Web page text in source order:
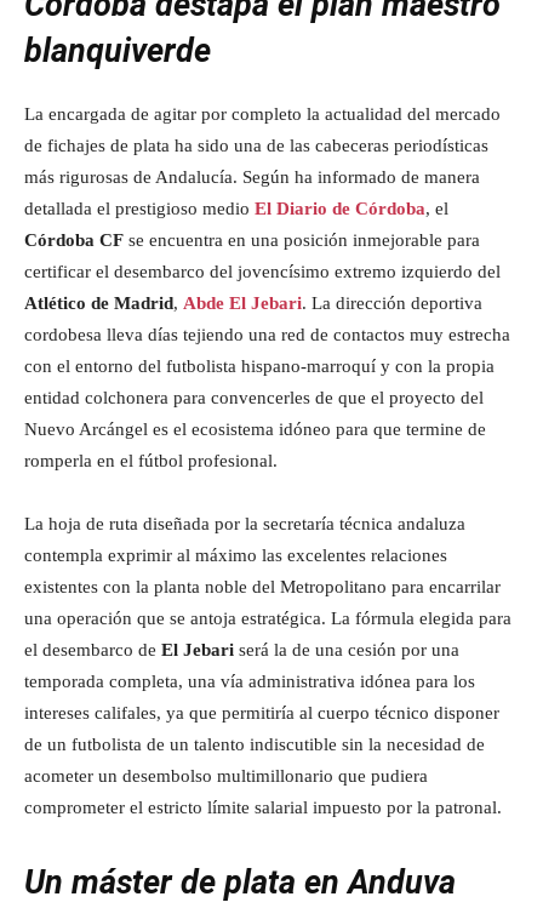
blanquiverde
La encargada de agitar por completo la actualidad del mercado
de fichajes de plata ha sido una de las cabeceras periodísticas
más rigurosas de Andalucía. Según ha informado de manera
detallada el prestigioso medio El Diario de Córdoba, el
Córdoba CF se encuentra en una posición inmejorable para
certificar el desembarco del jovencísimo extremo izquierdo del
Atlético de Madrid, Abde El Jebari. La dirección deportiva
cordobesa lleva días tejiendo una red de contactos muy estrecha
con el entorno del futbolista hispano-marroquí y con la propia
entidad colchonera para convencerles de que el proyecto del
Nuevo Arcángel es el ecosistema idóneo para que termine de
romperla en el fútbol profesional.
La hoja de ruta diseñada por la secretaría técnica andaluza
contempla exprimir al máximo las excelentes relaciones
existentes con la planta noble del Metropolitano para encarrilar
una operación que se antoja estratégica. La fórmula elegida para
el desembarco de El Jebari será la de una cesión por una
temporada completa, una vía administrativa idónea para los
intereses califales, ya que permitiría al cuerpo técnico disponer
de un futbolista de un talento indiscutible sin la necesidad de
acometer un desembolso multimillonario que pudiera
comprometer el estricto límite salarial impuesto por la patronal.
Un máster de plata en Anduva